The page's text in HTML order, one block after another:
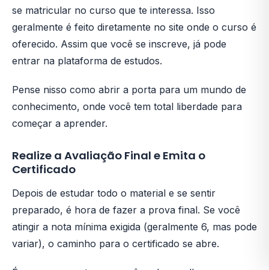
se matricular no curso que te interessa. Isso
geralmente é feito diretamente no site onde o curso é
oferecido. Assim que você se inscreve, já pode
entrar na plataforma de estudos.
Pense nisso como abrir a porta para um mundo de
conhecimento, onde você tem total liberdade para
começar a aprender.
Realize a Avaliação Final e Emita o
Certificado
Depois de estudar todo o material e se sentir
preparado, é hora de fazer a prova final. Se você
atingir a nota mínima exigida (geralmente 6, mas pode
variar), o caminho para o certificado se abre.